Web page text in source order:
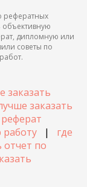
рефератных
объективную
дипломную или
советы по
заказать
заказать
реферат
работу | где
отчет по